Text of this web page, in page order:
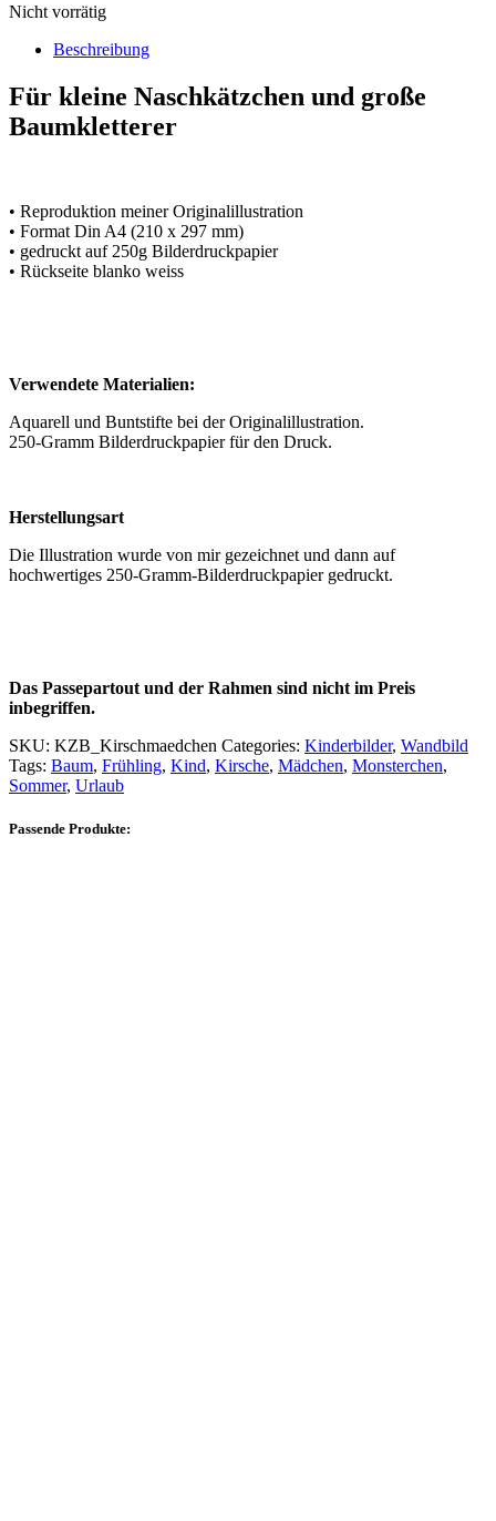
Nicht vorrätig
Beschreibung
Für kleine Naschkätzchen und große
Baumkletterer
• Reproduktion meiner Originalillustration
• Format Din A4 (210 x 297 mm)
• gedruckt auf 250g Bilderdruckpapier
• Rückseite blanko weiss
Verwendete Materialien:
Aquarell und Buntstifte bei der Originalillustration.
250-Gramm Bilderdruckpapier für den Druck.
Herstellungsart
Die Illustration wurde von mir gezeichnet und dann auf
hochwertiges 250-Gramm-Bilderdruckpapier gedruckt.
Das Passepartout und der Rahmen sind nicht im Preis
inbegriffen.
SKU: KZB_Kirschmaedchen Categories: Kinderbilder, Wandbild
Tags: Baum, Frühling, Kind, Kirsche, Mädchen, Monsterchen,
Sommer, Urlaub
Passende Produkte: